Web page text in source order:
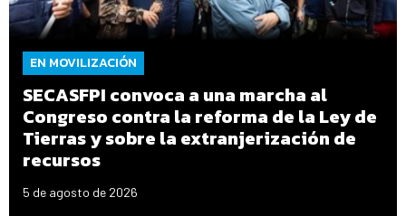
EN MOVILIZACIÓN
SECASFPI convoca a una marcha al
Congreso contra la reforma de la Ley de
Tierras y sobre la extranjerización de
recursos
5 de agosto de 2026